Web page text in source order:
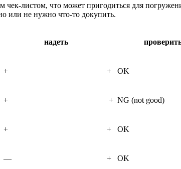
листом, что может пригодиться для
или не нужно что-то докупить.
надеть
+ + OK
+ + NG (not good)
+ + OK
— + OK